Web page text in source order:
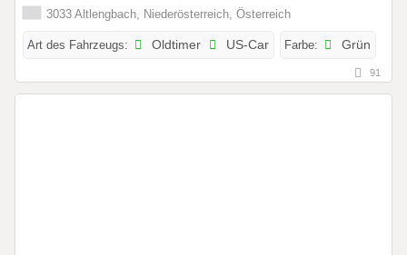
3033 Altlengbach, Niederösterreich, Österreich
Art des Fahrzeugs: Oldtimer US-Car Farbe: Grün
91